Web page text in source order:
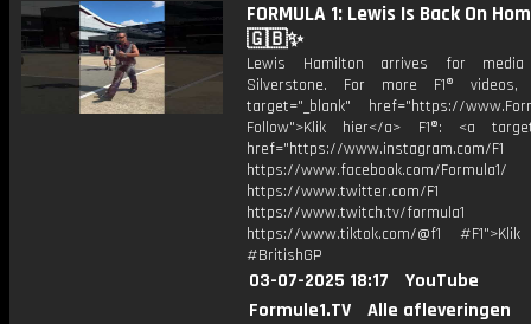
FORMULA 1: Lewis Is Back On
🇬🇧✨
Lewis Hamilton arrives for
Silverstone. For more F1®
target="_blank" href="https://
Follow">Klik hier</a> F1®: <a
href="https://www.instagram.com/F1
https://www.facebook.com/Formula1/
https://www.twitter.com/F1
https://www.twitch.tv/formula1
https://www.tiktok.com/@f1
#BritishGP
03-07-2025 18:17
YouTube
Formule1.TV
Alle afleveringen